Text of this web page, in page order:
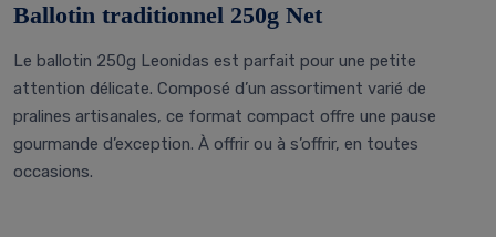
Ballotin traditionnel 250g Net
Le ballotin 250g Leonidas est parfait pour une petite
attention délicate. Composé d’un assortiment varié de
pralines artisanales, ce format compact offre une pause
gourmande d’exception. À offrir ou à s’offrir, en toutes
occasions.